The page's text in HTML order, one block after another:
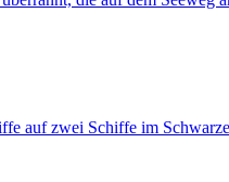
auf zwei Schiffe im